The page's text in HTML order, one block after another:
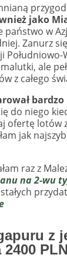
jako
państwo w
Zanurz
Południowo-
ale
z całego
bardzo
do niego
ofertę lotów
jak
raz z
na 2-wu
z
PLN